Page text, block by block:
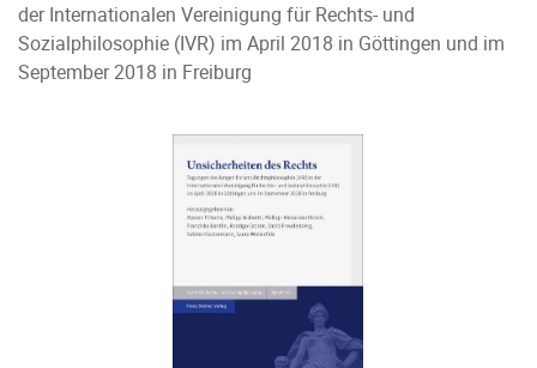
der Internationalen Vereinigung für Rechts- und
Sozialphilosophie (IVR) im April 2018 in Göttingen und im
September 2018 in Freiburg